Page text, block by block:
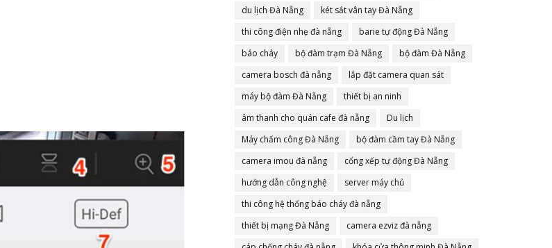
du lịch Đà Nẵng
két sắt vân tay Đà Nẵng
thi công điện nhẹ đà nẵng
barie tự động Đà Nẵng
báo cháy
bộ đàm trạm Đà Nẵng
bộ đàm Đà Nẵng
camera bosch đà nẵng
lắp đặt camera quan sát
máy bộ đàm Đà Nẵng
thiết bị an ninh
âm thanh cho quán cafe đà nẵng
Du lịch
Máy chấm công Đà Nẵng
bộ đàm cầm tay Đà Nẵng
camera imou đà nẵng
cổng xếp tự động Đà Nẵng
hướng dẫn công nghệ
server máy chủ
thi công hệ thống báo cháy đà nẵng
thiết bị mạng Đà Nẵng
camera ezviz đà nẵng